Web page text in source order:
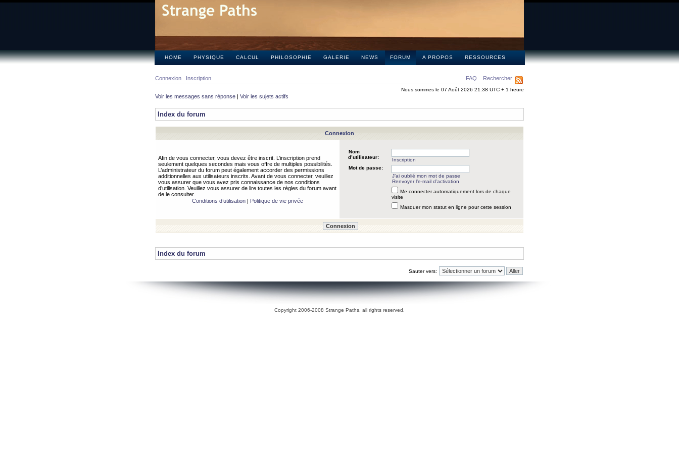
HOME PHYSIQUE CALCUL PHILOSOPHIE GALERIE NEWS FORUM A PROPOS RESSOURCES
FAQ Rechercher
Connexion Inscription
Nous sommes le 07 Août 2026 21:38 UTC + 1 heure
Voir les messages sans réponse | Voir les sujets actifs
Index du forum
Connexion
Afin de vous connecter, vous devez être inscrit. L’inscription prend
seulement quelques secondes mais vous offre de multiples possibilités.
L’administrateur du forum peut également accorder des permissions
additionnelles aux utilisateurs inscrits. Avant de vous connecter, veuillez
vous assurer que vous avez pris connaissance de nos conditions
d’utilisation. Veuillez vous assurer de lire toutes les règles du forum avant
de le consulter.
Conditions d’utilisation| Politique de vie privée
Nom
d’utilisateur:
Inscription
Mot de passe:
J’ai oublié mon mot de passe
Renvoyer l’e-mail d’activation
Me connecter automatiquement lors de chaque
visite
Masquer mon statut en ligne pour cette session
Index du forum
Sauter vers:
Copyright 2006-2008 Strange Paths, all rights reserved.